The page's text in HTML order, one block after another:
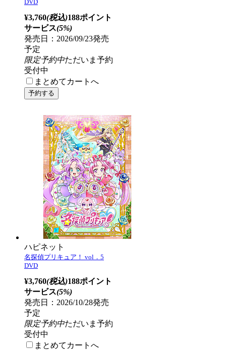
DVD
¥3,760(税込)188ポイント
サービス(5%)
発売日：2026/09/23発売
予定
限定予約中ただいま予約
受付中
まとめてカートへ
ハピネット
名探偵プリキュア！ vol．5
DVD
¥3,760(税込)188ポイント
サービス(5%)
発売日：2026/10/28発売
予定
限定予約中ただいま予約
受付中
まとめてカートへ